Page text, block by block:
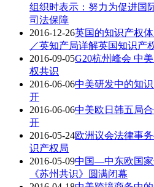
组织时表示：努力为促进国
司法保障
2016-12-26英国的知识产权
／英知产局详解英国知识产
2016-09-05G20杭州峰会 中
权共识
2016-06-06中美研发中的知
开
2016-06-06中美欧日韩五局
开
2016-05-24欧洲议会法律事
识产权局
2016-05-09中国—中东欧国
《苏州共识》圆满闭幕